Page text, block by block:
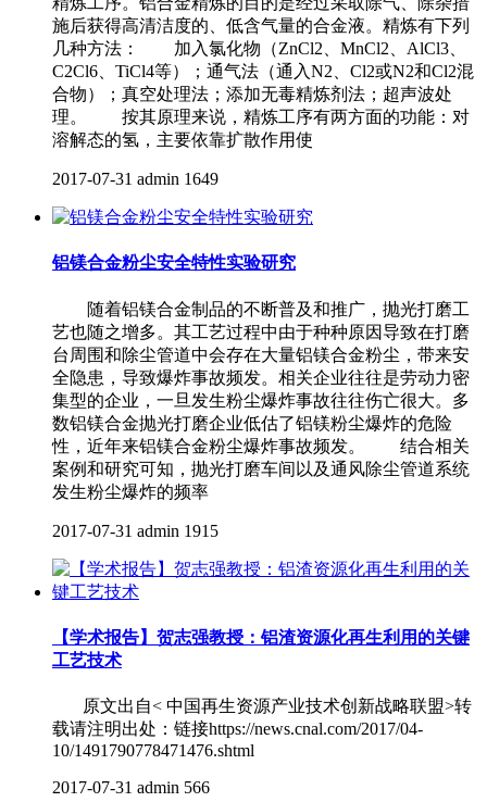
施后获得高清洁度的、低含气量的合金液。精炼有下列
几种方法： 加入氯化物（ZnCl2、MnCl2、AlCl3、
C2Cl6、TiCl4等）；通气法（通入N2、Cl2或N2和Cl2混
合物）；真空处理法；添加无毒精炼剂法；超声波处
理。 按其原理来说，精炼工序有两方面的功能：对
溶解态的氢，主要依靠扩散作用使
2017-07-31 admin 1649
铝镁合金粉尘安全特性实验研究
随着铝镁合金制品的不断普及和推广，抛光打磨工
艺也随之增多。其工艺过程中由于种种原因导致在打磨
台周围和除尘管道中会存在大量铝镁合金粉尘，带来安
全隐患，导致爆炸事故频发。相关企业往往是劳动力密
集型的企业，一旦发生粉尘爆炸事故往往伤亡很大。多
数铝镁合金抛光打磨企业低估了铝镁粉尘爆炸的危险
性，近年来铝镁合金粉尘爆炸事故频发。 结合相关
案例和研究可知，抛光打磨车间以及通风除尘管道系统
发生粉尘爆炸的频率
2017-07-31 admin 1915
【学术报告】贺志强教授：铝渣资源化再生利用的关键
工艺技术
原文出自< 中国再生资源产业技术创新战略联盟>转
载请注明出处：链接https://news.cnal.com/2017/04-
10/1491790778471476.shtml
2017-07-31 admin 566